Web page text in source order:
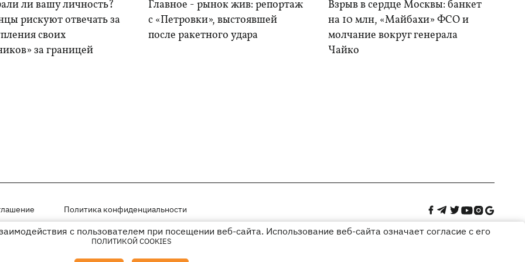
ли вашу личность?
рискуют отвечать за
своих
за границей
Главное - рынок жив: репортаж
с «Петровки», выстоявшей
после ракетного удара
Взрыв в сердце Москвы: банкет
на 10 млн, «Майбахи» ФСО и
молчание вокруг генерала
Чайко
Политика конфиденциальности
на правах рекламыс пользователем при посещении веб-сайта. Использование веб-сайта означает согласие с его
ПОЛИТИКОЙ COOKIES